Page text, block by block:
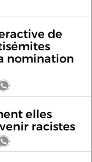
de
nomination
elles
racistes